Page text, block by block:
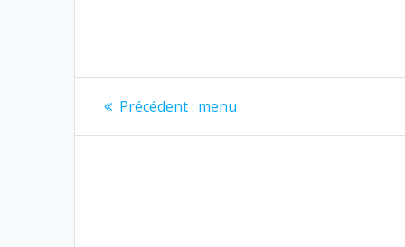
Navigation
de
Précédent : Article
menu